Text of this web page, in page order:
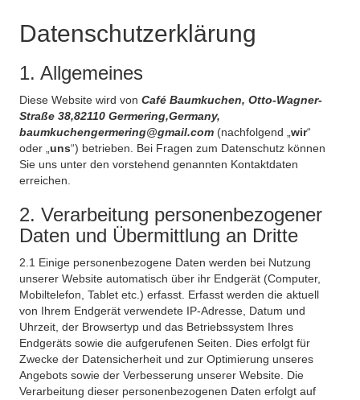
Datenschutzerklärung
1. Allgemeines
Diese Website wird von Café Baumkuchen, Otto-Wagner-
Straße 38,82110 Germering,Germany,
baumkuchengermering@gmail.com (nachfolgend „ wir“
oder „ uns“) betrieben. Bei Fragen zum Datenschutz können
Sie uns unter den vorstehend genannten Kontaktdaten
erreichen.
2. Verarbeitung personenbezogener
Daten und Übermittlung an Dritte
2.1 Einige personenbezogene Daten werden bei Nutzung
unserer Website automatisch über ihr Endgerät (Computer,
Mobiltelefon, Tablet etc.) erfasst. Erfasst werden die aktuell
von Ihrem Endgerät verwendete IP-Adresse, Datum und
Uhrzeit, der Browsertyp und das Betriebssystem Ihres
Endgeräts sowie die aufgerufenen Seiten. Dies erfolgt für
Zwecke der Datensicherheit und zur Optimierung unseres
Angebots sowie der Verbesserung unserer Website. Die
Verarbeitung dieser personenbezogenen Daten erfolgt auf